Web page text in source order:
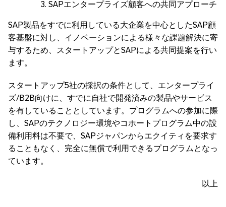
SAPエンタープライズ顧客への共同アプローチ
SAP製品をすでに利用している大企業を中心としたSAP顧
客基盤に対し、イノベーションによる様々な課題解決に寄
与するため、スタートアップとSAPによる共同提案を行い
ます。
スタートアップ5社の採択の条件として、エンタープライ
ズ/B2B向けに、すでに自社で開発済みの製品やサービス
を有していることとしています。プログラムへの参加に際
し、SAPのテクノロジー環境やコホートプログラム中の設
備利用料は不要で、SAPジャパンからエクイティを要求す
ることもなく、完全に無償で利用できるプログラムとなっ
ています。
以上